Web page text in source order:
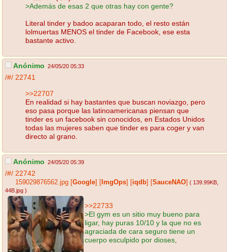
>Además de esas 2 que otras hay con gente?
Literal tinder y badoo acaparan todo, el resto están
lolmuertas MENOS el tinder de Facebook, ese esta
bastante activo.
Anónimo 24/05/20 05:33
/#/ 22741
>>22707
En realidad si hay bastantes que buscan noviazgo, pero
eso pasa porque las latinoamericanas piensan que
tinder es un facebook sin conocidos, en Estados Unidos
todas las mujeres saben que tinder es para coger y van
directo al grano.
Anónimo 24/05/20 05:39
/#/ 22742
159029876562.jpg Google ImgOps iqdb SauceNAO ( 139.99KB
44B.jpg )
>>22733
>El gym es un sitio muy bueno para
ligar, hay puras 10/10 y la que no es
agraciada de cara seguro tiene un
cuerpo esculpido por dioses,